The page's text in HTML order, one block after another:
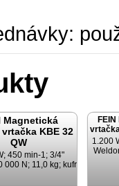
Magnetická
KBE 32
QW
450 min-1; 3/4"
000 N; 11,0 kg; kufr
1.200